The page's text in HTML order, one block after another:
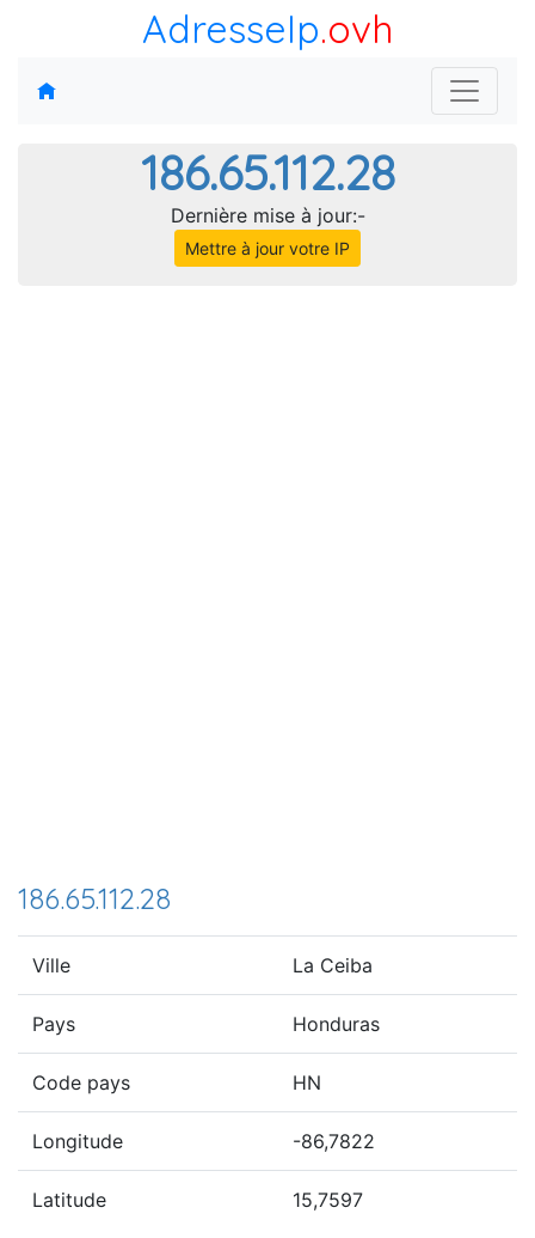
AdresseIp.ovh
186.65.112.28
Dernière mise à jour:-
Mettre à jour votre IP
186.65.112.28
Ville La Ceiba
Pays Honduras
Code pays HN
Longitude -86,7822
Latitude 15,7597